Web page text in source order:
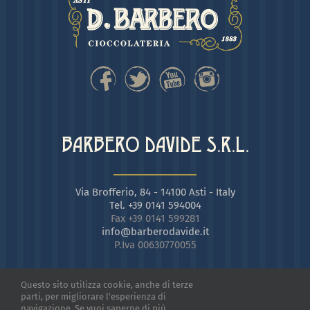
BARBERO DAVIDE S.R.L.
Via Brofferio, 84 - 14100 Asti - Italy
Tel. +39 0141 594004
Fax +39 0141 599281
info@barberodavide.it
P.Iva 00630770055
Questo sito utilizza cookie, anche di terze
parti, per migliorare l'esperienza di